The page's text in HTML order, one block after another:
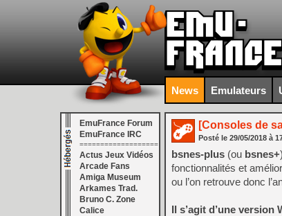
News Emulateurs
EmuFrance Forum
EmuFrance IRC
===================
Actus Jeux Vidéos
Arcade Fans
Amiga Museum
Arkames Trad.
Bruno C. Zone
Calice
[Consoles de
Posté le 29/05/2018 à
bsnes-plus (ou bsnes+
fonctionnalités et
ou l’on retrouve donc
Il s’agit d’une